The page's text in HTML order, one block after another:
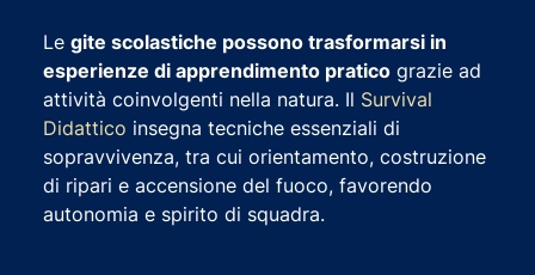
Le gite scolastiche possono trasformarsi in
esperienze di apprendimento pratico grazie ad
attività coinvolgenti nella natura. Il Survival
Didattico insegna tecniche essenziali di
sopravvivenza, tra cui orientamento, costruzione
di ripari e accensione del fuoco, favorendo
autonomia e spirito di squadra.